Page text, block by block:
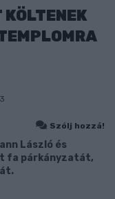
Szólj hozzá!
László és
fa párkányzatát,